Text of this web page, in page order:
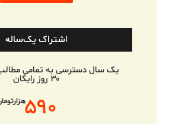
اشتراک یک‌ساله
یک سال دسترسی به تمامی
۳۰ روز رایگان
۵۹۰